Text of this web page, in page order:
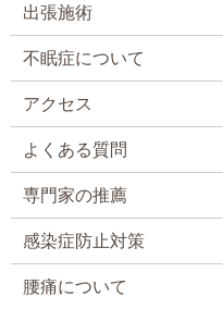
出張施術
不眠症について
アクセス
よくある質問
専門家の推薦
感染症防止対策
腰痛について